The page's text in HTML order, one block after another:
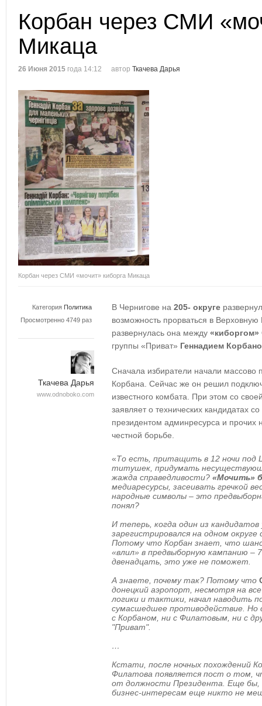
Корбан через СМИ
Микаца
26 Июня 2015 года 14:12 автор Ткачева Дарья
Корбан через СМИ «мочит» киборга Микаца
Категория Политика
Просмотренно 4749 раз
Ткачева Дарья
www.odnoboko.com
В Чернигове на 205- округе
возможность прорваться в
развернулась она между
группы «Приват» Геннадием
Сначала избиратели начали массово
Корбана. Сейчас же он решил
известного комбата. При этом со
заявляет о технических кандидатах
президентом админресурса и
честной борьбе.
«То есть, притащить в 12 ночи под
титушек, придумать
жажда справедливости? «Мочить»
медиаресурсы, засеивать гречкой
народные символы – это
понял?
И теперь, когда один из
зарегистрировался на одном
Потому что Корбан знает, что
«влил» в предвыборную кампанию –
двенадцать, это уже не поможет.
А знаете, почему так? Потому что
донецкий аэропорт, несмотря на
логики и тактики, начал наводить
сумасшедшее противодействие. Но
с Корбаном, ни с Филатовым, ни с
"Приват".
…
Кстати, после ночных похождений
Филатова появляется пост о том,
от должности Президента. Еще бы,
бизнес-интересам еще никто не